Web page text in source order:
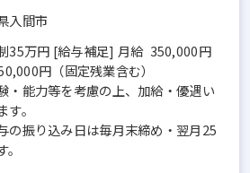
入間市
35万円 [給与補足] 月給 350,000円
円（固定残業含む）
・能力等を考慮の上、加給・優遇い
す。
の振り込み日は毎月末締め・翌月25